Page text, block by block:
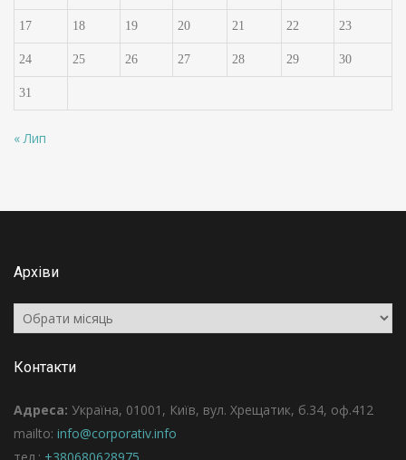
17 18 19 20 21 22 23
24 25 26 27 28 29 30
31
« Лип
Архіви
Архіви
Контакти
Адреса: Україна, 01001, Київ, вул. Хрещатик, б.34, оф.412
mailto: info@corporativ.info